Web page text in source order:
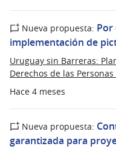
Hace 4 meses
Nueva propuesta: Por
implementación de
Uruguay sin Barreras:
Derechos de las
Nueva propuesta:
garantizada para